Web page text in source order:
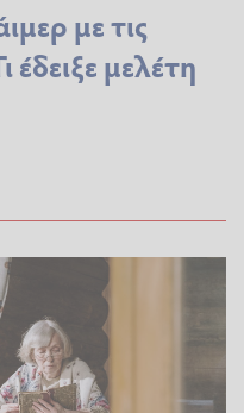
με τις
έδειξε μελέτη